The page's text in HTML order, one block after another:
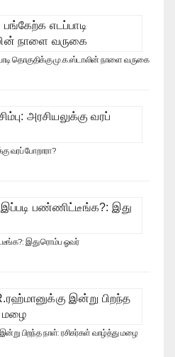
தொகுதிக்கு மு.க.ஸ்டாலின் நாளை வருகை
வரப் போறாரா?
இது ரொம்ப ஓவர்
பிறந்த நாள்: ரசிகர்கள் வாழ்த்து மழை